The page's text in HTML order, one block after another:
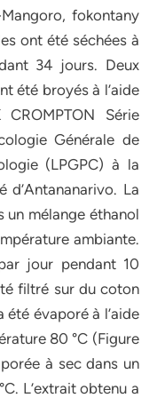
fokontany
ont été séchées à
34 jours. Deux
été broyés à l’aide
Série
Générale de
(LPGPC) à la
d’Antananarivo. La
un mélange éthanol
ambiante.
jour pendant 10
filtré sur du coton
été évaporé à l’aide
80 °C (Figure
à sec dans un
L’extrait obtenu a